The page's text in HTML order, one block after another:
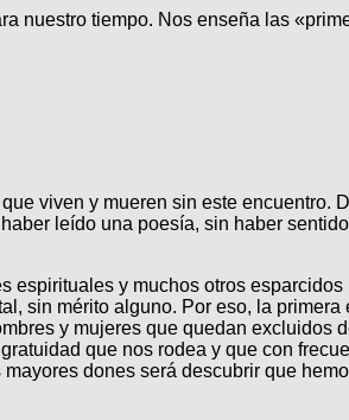
nuestro tiempo. Nos enseña las
viven y mueren sin este encuentro.
leído una poesía, sin haber
espirituales y muchos otros esparcidos
sin mérito alguno. Por eso, la primera
y mujeres que quedan excluidos
que nos rodea y que con
dones será descubrir que